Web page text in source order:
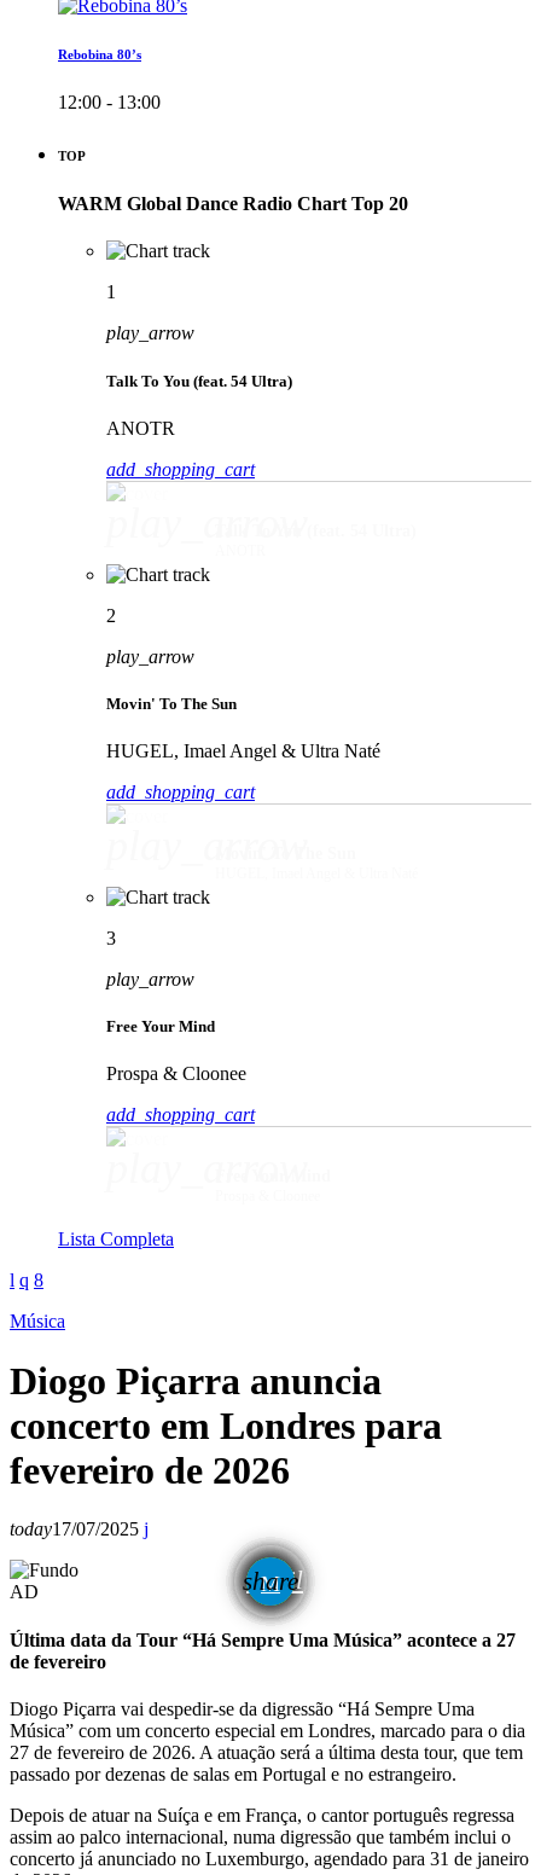
Rebobina 80’s
12:00 - 13:00
TOP
WARM Global Dance Radio Chart Top 20
1
play_arrow
Talk To You (feat. 54 Ultra)
ANOTR
add_shopping_cart
2
play_arrow
Movin' To The Sun
HUGEL, Imael Angel & Ultra Naté
add_shopping_cart
3
play_arrow
Free Your Mind
Prospa & Cloonee
add_shopping_cart
Lista Completa
Música
Diogo Piçarra anuncia
concerto em Londres para
fevereiro de 2026
today17/07/2025
share
email
AD
Última data da Tour “Há Sempre Uma Música” acontece a 27
de fevereiro
Diogo Piçarra vai despedir-se da digressão “Há Sempre Uma
Música” com um concerto especial em Londres, marcado para o dia
27 de fevereiro de 2026. A atuação será a última desta tour, que tem
passado por dezenas de salas em Portugal e no estrangeiro.
Depois de atuar na Suíça e em França, o cantor português regressa
assim ao palco internacional, numa digressão que também inclui o
concerto já anunciado no Luxemburgo, agendado para 31 de janeiro